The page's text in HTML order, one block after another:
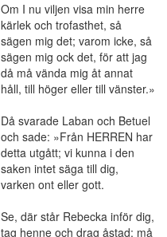
Om I nu viljen visa min herre
kärlek och trofasthet, så
sägen mig det; varom icke, så
sägen mig ock det, för att jag
då må vända mig åt annat
håll, till höger eller till vänster.»
Då svarade Laban och Betuel
och sade: »Från HERREN har
detta utgått; vi kunna i den
saken intet säga till dig,
varken ont eller gott.
Se, där står Rebecka inför dig,
tag henne och drag åstad; må